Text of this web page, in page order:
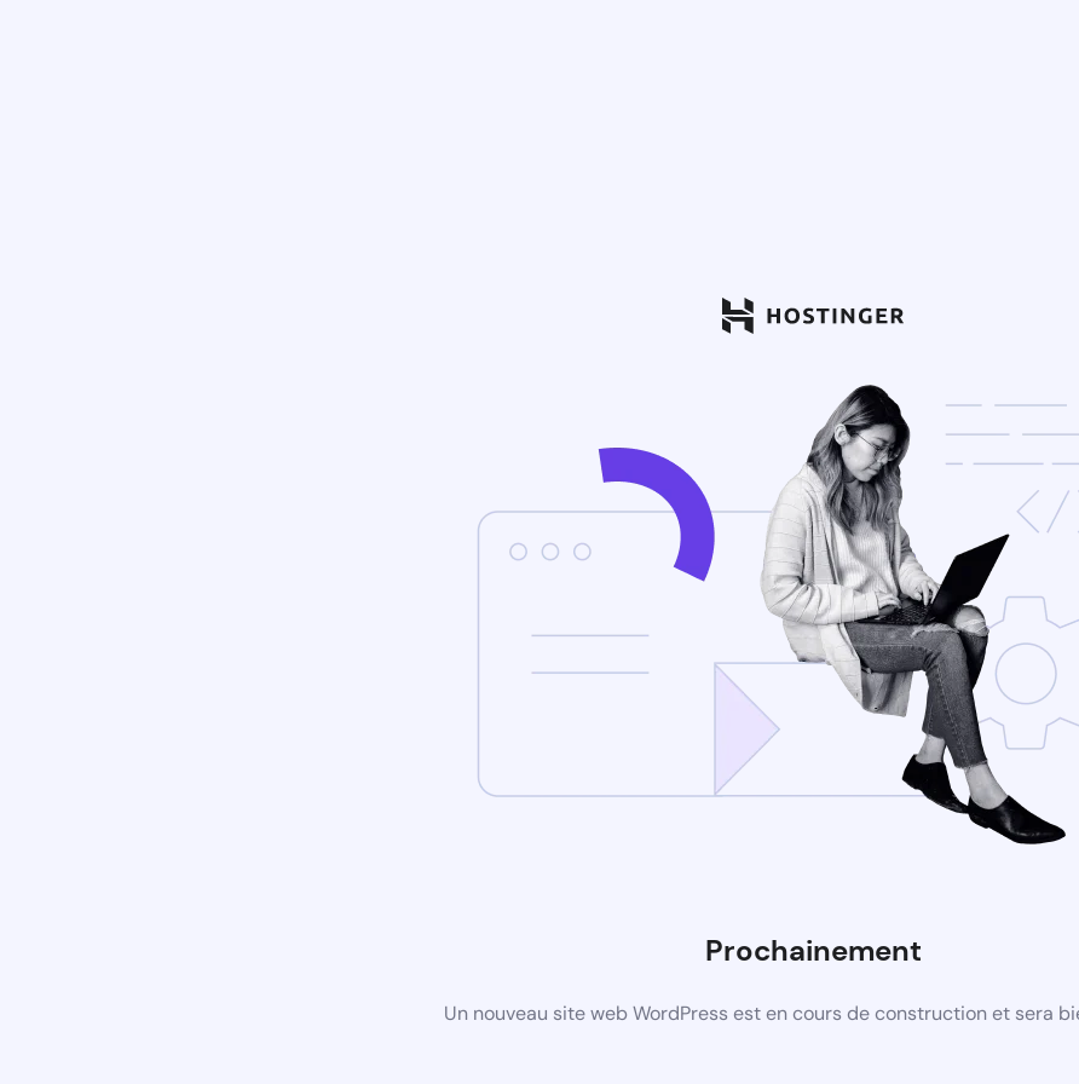
Prochainement
Un nouveau site web WordPress est en cours de construction et sera